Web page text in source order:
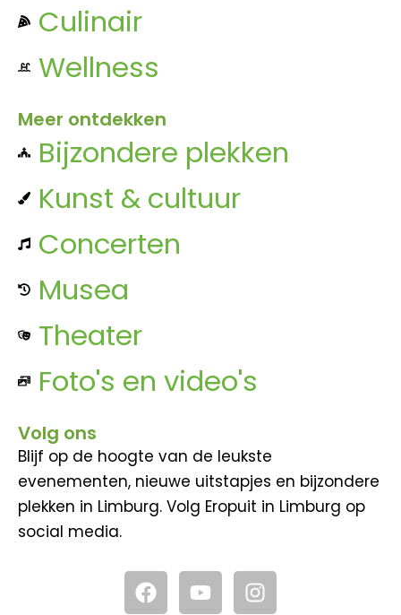
Culinair
Wellness
Meer ontdekken
Bijzondere plekken
Kunst & cultuur
Concerten
Musea
Theater
Foto's en video's
Volg ons
Blijf op de hoogte van de leukste
evenementen, nieuwe uitstapjes en bijzondere
plekken in Limburg. Volg Eropuit in Limburg op
social media.
F
a
Y
o
I
n